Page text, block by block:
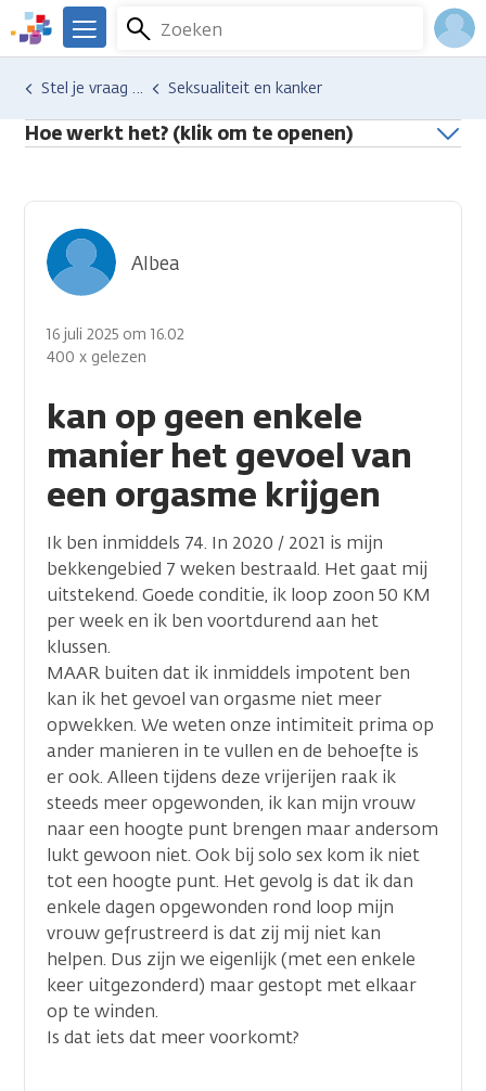
Overslaan
en
naar
inhoud
gaan
We
er
voor
je.
Zoeken
Menu
Hulp en ondersteuning
Stel je vraag aan een professional Seksualiteit en kanker
Hoe werkt het? (klik om te openen)
kan op geen enkele
manier het gevoel van
een orgasme krijgen
Albea
16 juli 2025 om 16.02
400 x gelezen
Ik ben inmiddels 74. In 2020 / 2021 is mijn
bekkengebied 7 weken bestraald. Het gaat mij
uitstekend. Goede conditie, ik loop zoon 50 KM
per week en ik ben voortdurend aan het
klussen.
MAAR buiten dat ik inmiddels impotent ben
kan ik het gevoel van orgasme niet meer
opwekken. We weten onze intimiteit prima op
ander manieren in te vullen en de behoefte is
er ook. Alleen tijdens deze vrijerijen raak ik
steeds meer opgewonden, ik kan mijn vrouw
naar een hoogte punt brengen maar andersom
lukt gewoon niet. Ook bij solo sex kom ik niet
tot een hoogte punt. Het gevolg is dat ik dan
enkele dagen opgewonden rond loop mijn
vrouw gefrustreerd is dat zij mij niet kan
helpen. Dus zijn we eigenlijk (met een enkele
keer uitgezonderd) maar gestopt met elkaar
op te winden.
Is dat iets dat meer voorkomt?